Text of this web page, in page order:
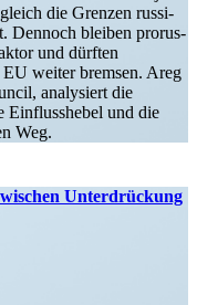
die Grenzen russi­
Dennoch bleiben prorus­
und dürften
weiter bremsen. Areg
analy­siert die
Einfluss­hebel und die
Weg.
Unter­drü­ckung